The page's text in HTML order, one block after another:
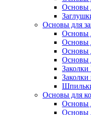
Основы
Основы для
Основы
Основы
Основы
Основы
Основы для
Основы
Основы